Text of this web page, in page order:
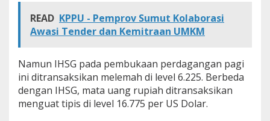
a
H
a
u
READ KPPU - Pemprov Sumut Kolaborasi
Awasi Tender dan Kemitraan UMKM
Namun IHSG pada pembukaan perdagangan pagi
ini ditransaksikan melemah di level 6.225. Berbeda
dengan IHSG, mata uang rupiah ditransaksikan
menguat tipis di level 16.775 per US Dolar.